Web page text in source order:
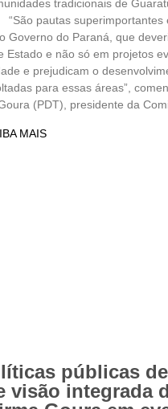
tradicionais de
pautas superimportantes
Governo do Paraná, que
Estado e não só em projetos
e prejudicam o
para essas áreas”,
(PDT), presidente da
MAIS
públicas de
visão integrada